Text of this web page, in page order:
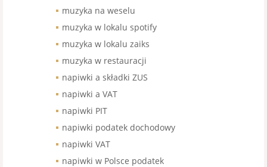
muzyka na weselu
muzyka w lokalu spotify
muzyka w lokalu zaiks
muzyka w restauracji
napiwki a składki ZUS
napiwki a VAT
napiwki PIT
napiwki podatek dochodowy
napiwki VAT
napiwki w Polsce podatek